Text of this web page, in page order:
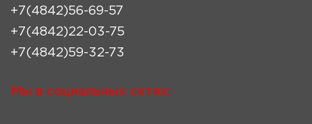
+7(4842)56-69-57
+7(4842)22-03-75
+7(4842)59-32-73
Мы в социальных сетях: